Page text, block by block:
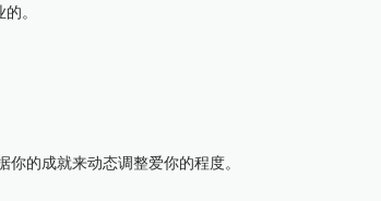
。
的成就来动态调整爱你的程度。